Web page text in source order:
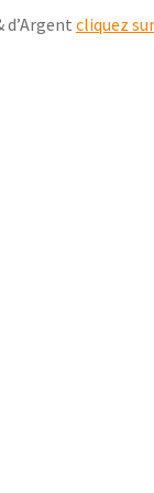
d’Argentcliquez